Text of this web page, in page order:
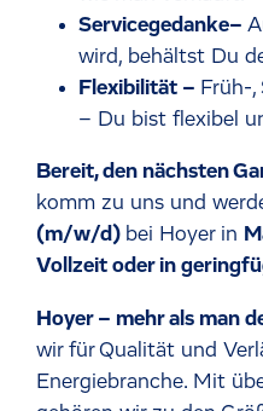
Servicegedanke–
wird, behältst Du
Flexibilität – Früh-
– Du bist flexibel
Bereit, den nächsten
komm zu uns und
(m/w/d) bei Hoyer in
Vollzeit oder in
Hoyer – mehr als man
wir für Qualität und
Energiebranche. Mit